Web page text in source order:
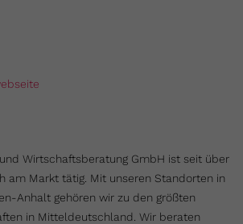
Wirtschaftsberatung GmbH ist seit über
am Markt tätig. Mit unseren Standorten in
Anhalt gehören wir zu den größten
in Mitteldeutschland. Wir beraten